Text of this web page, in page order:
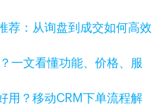
荐：从询盘到成交如何高效
一文看懂功能、价格、服
用？移动CRM下单流程解